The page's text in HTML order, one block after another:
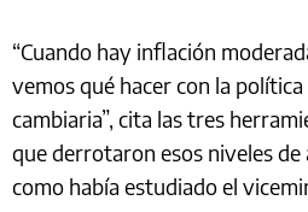
“Cuando hay inflación
vemos qué hacer con la
cambiaria”, cita las tres
que derrotaron esos niveles de
como había estudiado el